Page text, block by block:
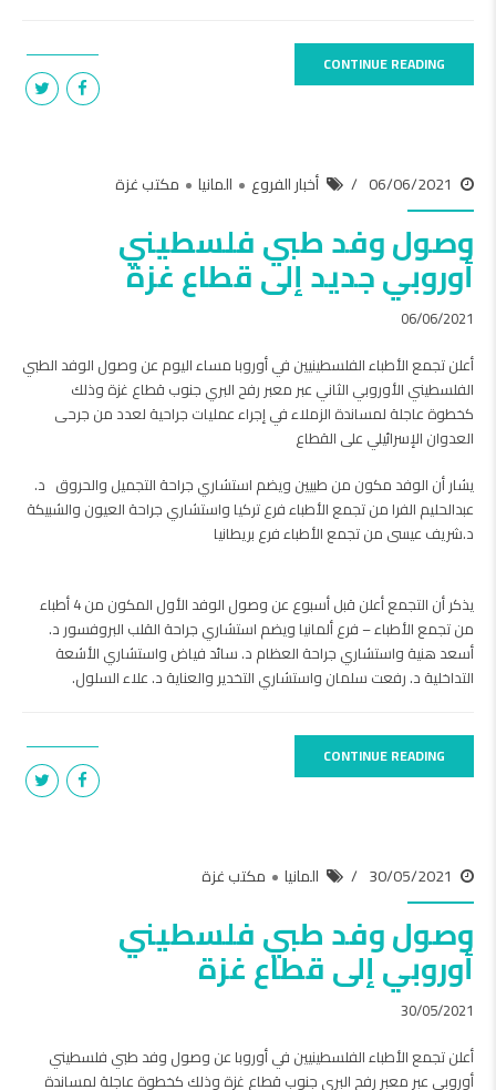
CONTINUE READING
06/06/2021 أخبار الفروع المانيا مكتب غزة
وصول وفد طبي فلسطيني
أوروبي جديد إلى قطاع غزة
06/06/2021
أعلن تجمع الأطباء الفلسطينيين في أوروبا مساء اليوم عن وصول الوفد الطبي
الفلسطيني الأوروبي الثاني عبر معبر رفح البري جنوب قطاع غزة وذلك
كخطوة عاجلة لمساندة الزملاء في إجراء عمليات جراحية لعدد من جرحى
العدوان الإسرائيلي على القطاع
يشار أن الوفد مكون من طبيين ويضم استشاري جراحة التجميل والحروق د.
عبدالحليم الفرا من تجمع الأطباء فرع تركيا واستشاري جراحة العيون والشبيكة
د.شريف عيسى من تجمع الأطباء فرع بريطانيا
يذكر أن التجمع أعلن قبل أسبوع عن وصول الوفد الأول المكون من 4 أطباء
من تجمع الأطباء – فرع ألمانيا ويضم استشاري جراحة القلب البروفسور د.
أسعد هنية واستشاري جراحة العظام د. سائد فياض واستشاري الأشعة
التداخلية د. رفعت سلمان واستشاري التخدير والعناية د. علاء السلول.
CONTINUE READING
30/05/2021 المانيا مكتب غزة
وصول وفد طبي فلسطيني
أوروبي إلى قطاع غزة
30/05/2021
أعلن تجمع الأطباء الفلسطينيين في أوروبا عن وصول وفد طبي فلسطيني
أوروبي عبر معبر رفح البري جنوب قطاع غزة وذلك كخطوة عاجلة لمساندة